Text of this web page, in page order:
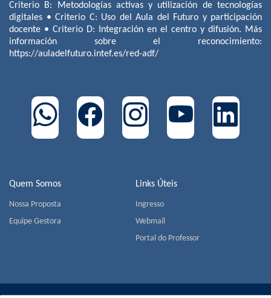
Quem Somos
Nossa Proposta
Equipe Gestora
Links Úteis
Ingresso
Webmail
Portal do Professor
Criterio B: Metodologías activas y utilización de tecnologías
digitales • Criterio C: Uso del Aula del Futuro y participación
docente • Criterio D: Integración en el centro y difusión. Más
información sobre el reconocimiento:
https://auladelfuturo.intef.es/red-adf/